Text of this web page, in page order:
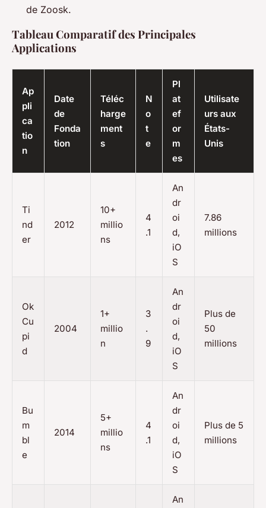
de Zoosk.
Tableau Comparatif des Principales
Applications
Ap
pli
ca
tio
n
Date
de
Fonda
tion
Téléc
harge
ment
s
N
o
t
e
Pl
at
ef
or
m
es
Utilisate
urs aux
États-
Unis
Ti
nd
er
2012
10+
millio
ns
4
.1
An
dr
oi
d,
iO
S
7.86
millions
Ok
Cu
pi
d
2004
1+
millio
n
3
.
9
An
dr
oi
d,
iO
S
Plus de
50
millions
Bu
m
bl
e
2014
5+
millio
ns
4
.1
An
dr
oi
d,
iO
S
Plus de 5
millions
An